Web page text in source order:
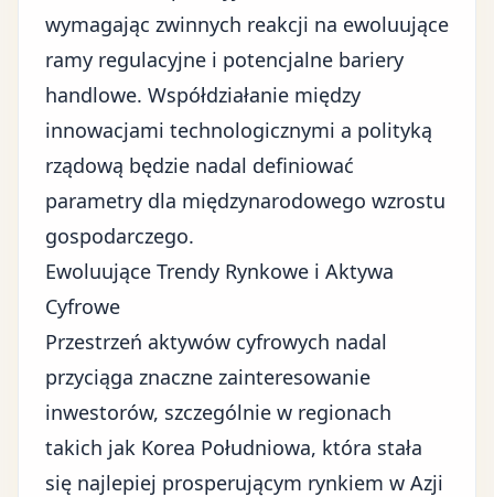
wymagając zwinnych reakcji na ewoluujące
ramy regulacyjne i potencjalne bariery
handlowe. Współdziałanie między
innowacjami technologicznymi a polityką
rządową będzie nadal definiować
parametry dla międzynarodowego wzrostu
gospodarczego.
Ewoluujące Trendy Rynkowe i Aktywa
Cyfrowe
Przestrzeń aktywów cyfrowych nadal
przyciąga znaczne zainteresowanie
inwestorów, szczególnie w regionach
takich jak Korea Południowa, która stała
się najlepiej prosperującym rynkiem w Azji